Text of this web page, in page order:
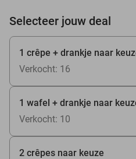
Selecteer jouw deal
1 crêpe + drankje naar
Verkocht: 16
1 wafel + drankje naar
Verkocht: 10
2 crêpes naar keuze